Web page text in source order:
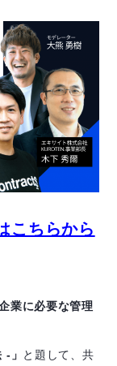
こちらから
企業に必要な管理
」 と題して、共